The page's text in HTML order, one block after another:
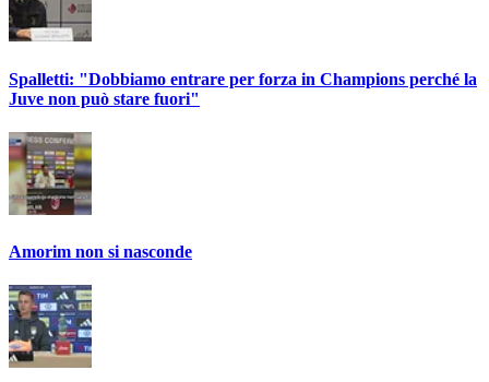
Spalletti: "Dobbiamo entrare per forza in Champions perché la
Juve non può stare fuori"
Amorim non si nasconde